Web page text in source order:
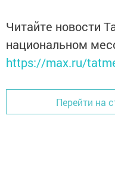
Читайте новости
национальном
https://max.ru/
Перейти на